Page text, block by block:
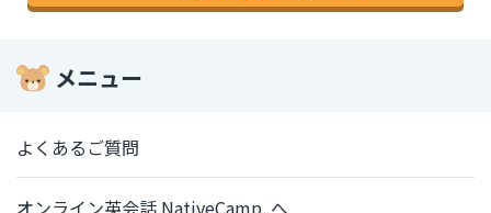
メニュー
よくあるご質問
オンライン英会話 NativeCamp. へ